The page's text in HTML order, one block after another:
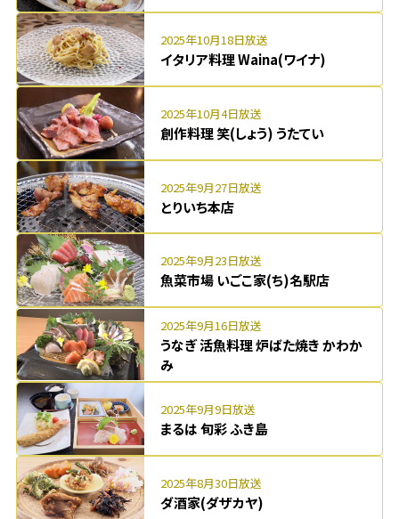
2025年10月18日放送
イタリア料理 Waina(ワイナ)
2025年10月4日放送
創作料理 笑(しょう) うたてい
2025年9月27日放送
とりいち本店
2025年9月23日放送
魚菜市場 いごこ家(ち)名駅店
2025年9月16日放送
うなぎ 活魚料理 炉ばた焼き かわか
み
2025年9月9日放送
まるは 旬彩 ふき島
2025年8月30日放送
ダ酒家(ダザカヤ)